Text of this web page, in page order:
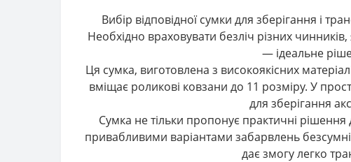
Вибір відповідної сумки для зберігання і
Необхідно враховувати безліч різних
— ідеальне
Ця сумка, виготовлена з високоякісних
вміщає роликові ковзани до 11 розміру. У
для зберігання
Сумка не тільки пропонує практичні
привабливими варіантами забарвлень
дає змогу легко